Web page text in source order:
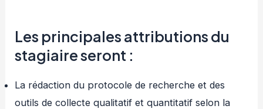
Les principales attributions du
stagiaire seront :
La rédaction du protocole de recherche et des
outils de collecte qualitatif et quantitatif selon la